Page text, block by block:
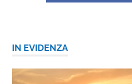
IN EVIDENZA